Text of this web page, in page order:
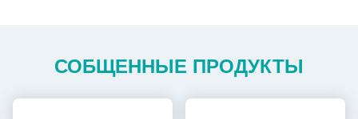
СОБЩЕННЫЕ ПРОДУКТЫ